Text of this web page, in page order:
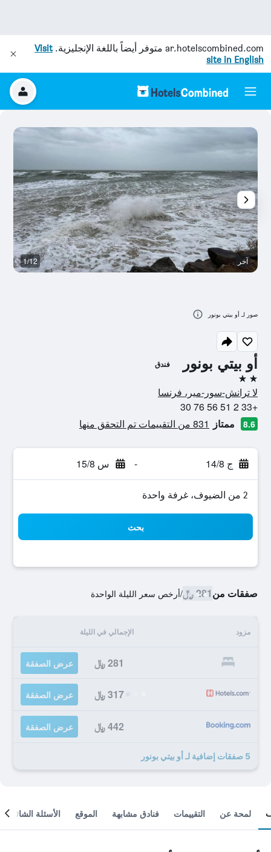
ar.hotelscombined.com متوفر أيضاً باللغة الإنجليزية.Visit
site in English
أو بيتي بونور فندق
2 نجمتين
لا ترانش-سور-مير، فرنسا
+33 2 51 56 76 30
8.6 ممتاز 831 من التقييمات تم التحقق منها
ج 14/8 - س 15/8
2 من الضيوف، غرفة واحدة
بحث
صفقات من281 ﷼ /أرخص سعر الليلة الواحدة
مزود الإجمالي في الليلة
281 ﷼ عرض الصفقة
317 ﷼ عرض الصفقة
442 ﷼ عرض الصفقة
5 صفقات إضافية لـ أو بيتي بونور
آخر 1/12
صور لـ أو بيتي بونور
لمحة عن التقييمات فنادق مشابهة الموقع الأسئلة الشائعة